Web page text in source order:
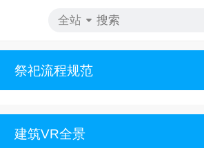
全站
祭祀流程规范
建筑VR全景